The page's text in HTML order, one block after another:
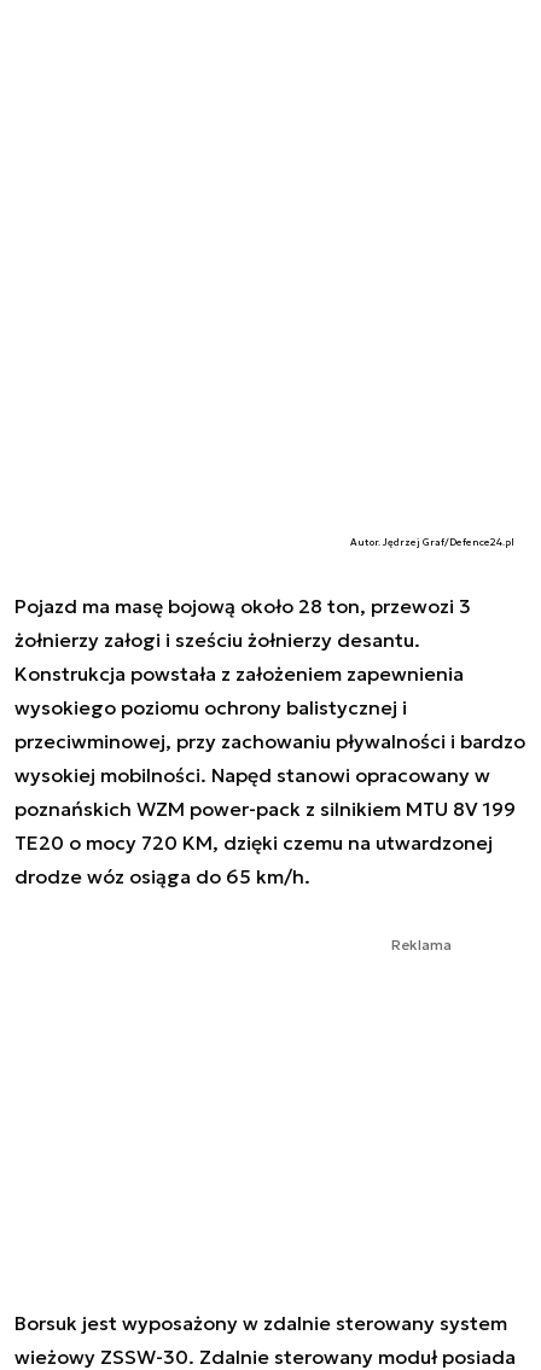
Autor. Jędrzej Graf/Defence24.pl
Pojazd ma masę bojową około 28 ton, przewozi 3
żołnierzy załogi i sześciu żołnierzy desantu.
Konstrukcja powstała z założeniem zapewnienia
wysokiego poziomu ochrony balistycznej i
przeciwminowej, przy zachowaniu pływalności i bardzo
wysokiej mobilności. Napęd stanowi opracowany w
poznańskich WZM power-pack z silnikiem MTU 8V 199
TE20 o mocy 720 KM, dzięki czemu na utwardzonej
drodze wóz osiąga do 65 km/h.
Reklama
Borsuk jest wyposażony w zdalnie sterowany system
wieżowy ZSSW-30. Zdalnie sterowany moduł posiada